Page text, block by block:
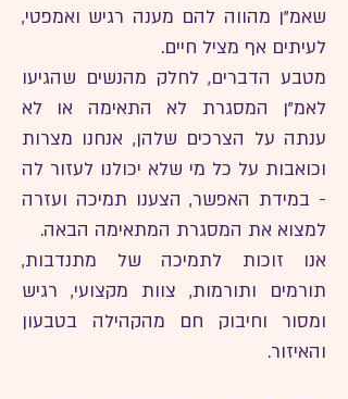
שאמ"ן מהווה להם מענה רגיש ואמפטי,
לעיתים אף מציל חיים.
מטבע הדברים, לחלק מהנשים שהגיעו
לאמ"ן המסגרת לא התאימה או לא
ענתה על הצרכים שלהן, אנחנו מצרות
וכואבות על כל מי שלא יכולנו לעזור לה
- במידת האפשר, הצענו תמיכה ועזרה
למצוא את המסגרת המתאימה הבאה.
אנו זוכות לתמיכה של מתנדבות,
תורמים ותורמות, צוות מקצועי, רגיש
ומסור וחיבוק חם מהקהילה בטבעון
והאיזור.